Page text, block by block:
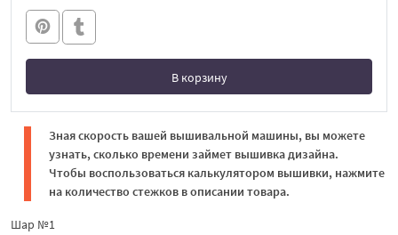
В корзину
В корзине
Зная скорость вашей вышивальной машины, вы можете
узнать, сколько времени займет вышивка дизайна.
Чтобы воспользоваться калькулятором вышивки, нажмите
на количество стежков в описании товара.
Шар №1